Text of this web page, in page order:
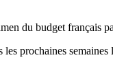
du budget français
les prochaines